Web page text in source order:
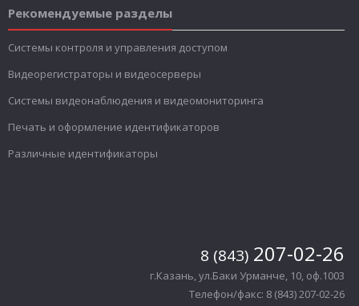
Рекомендуемые разделы
Системы контроля и управления доступом
Видеорегистраторы и видеосерверы
Системы видеонаблюдения и видеомониторинга
Печать и оформление идентификаторов
Различные идентификаторы
8 (843) 207-02-26
г.Казань, ул.Баки Урманче, 10, оф.1003
Телефон/факс: 8 (843) 207-02-26